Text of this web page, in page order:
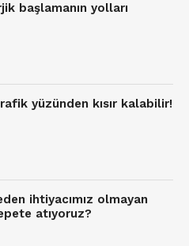
başlamanın yolları
yüzünden kısır kalabilir!
ihtiyacımız olmayan
atıyoruz?